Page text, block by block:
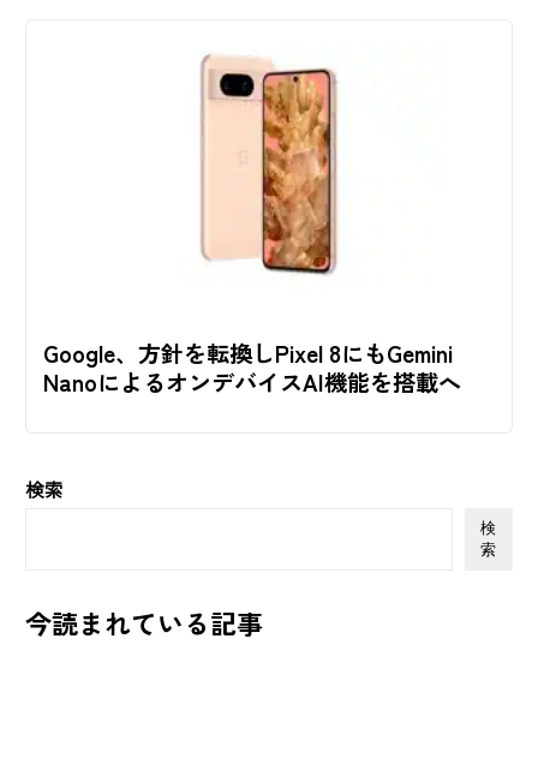
Google、方針を転換しPixel 8にもGemini
NanoによるオンデバイスAI機能を搭載へ
検索
検
索
今読まれている記事